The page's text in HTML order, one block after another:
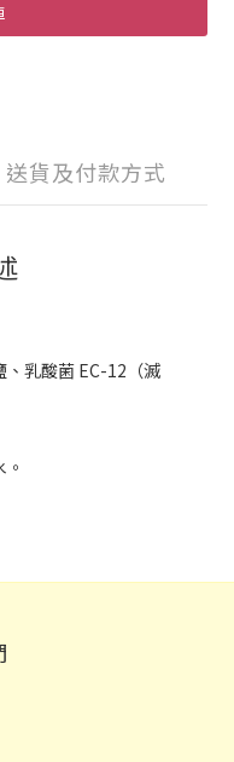
送貨及付款方式
乳酸菌 EC-12（滅